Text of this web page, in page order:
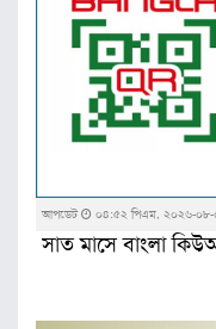
আপডেট ০৪:৫২ পিএম, ২০২৬-০৮-
সাত মাসে বাংলা